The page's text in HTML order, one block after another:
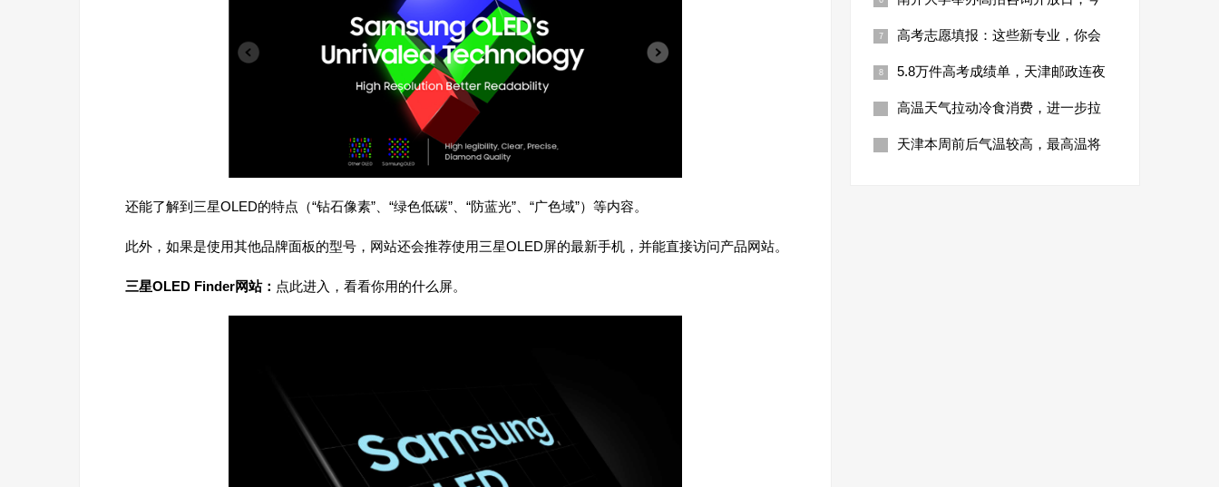
还能了解到三星OLED的特点（“钻石像素”、“绿色低碳”、“防蓝光”、“广色域”）等内容。
此外，如果是使用其他品牌面板的型号，网站还会推荐使用三星OLED屏的最新手机，并能直接访问产品网站。
三星OLED Finder网站： 点此进入，看看你用的什么屏。
高考志愿填报：这些新专业，你会
5.8万件高考成绩单，天津邮政连夜
高温天气拉动冷食消费，进一步拉
天津本周前后气温较高，最高温将